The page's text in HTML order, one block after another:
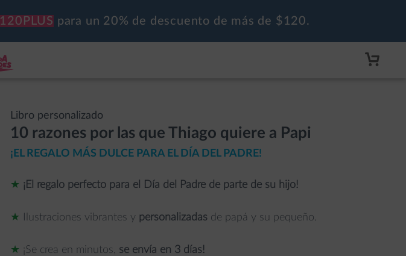
120PLUS para un 20% de descuento de más de $120.
Libro personalizado
10 razones por las que Thiago quiere a Papi
¡EL REGALO MÁS DULCE PARA EL DÍA DEL PADRE!
★ ¡El regalo perfecto para el Día del Padre de parte de su hijo!
★ Ilustraciones vibrantes y personalizadas de papá y su pequeño.
★ ¡Se crea en minutos, se envía en 3 días!